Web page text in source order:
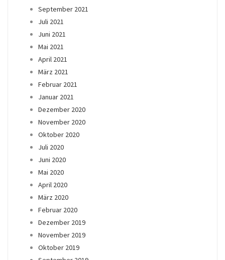
September 2021
Juli 2021
Juni 2021
Mai 2021
April 2021
März 2021
Februar 2021
Januar 2021
Dezember 2020
November 2020
Oktober 2020
Juli 2020
Juni 2020
Mai 2020
April 2020
März 2020
Februar 2020
Dezember 2019
November 2019
Oktober 2019